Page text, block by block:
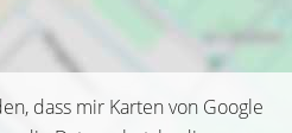
dass mir Karten von Google